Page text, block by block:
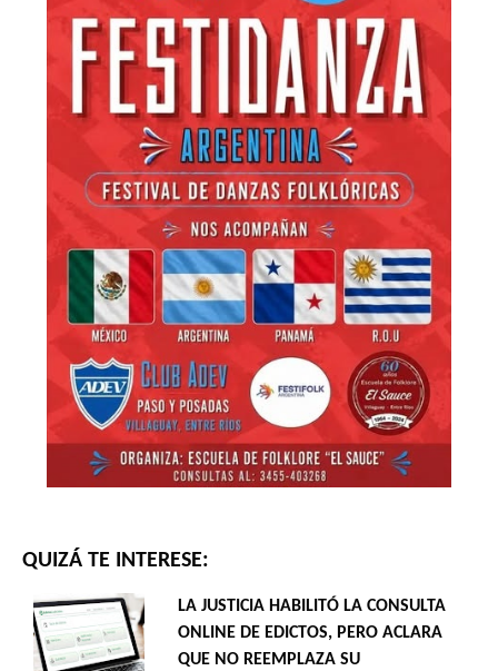
QUIZÁ TE INTERESE:
LA JUSTICIA HABILITÓ LA CONSULTA
ONLINE DE EDICTOS, PERO ACLARA
QUE NO REEMPLAZA SU